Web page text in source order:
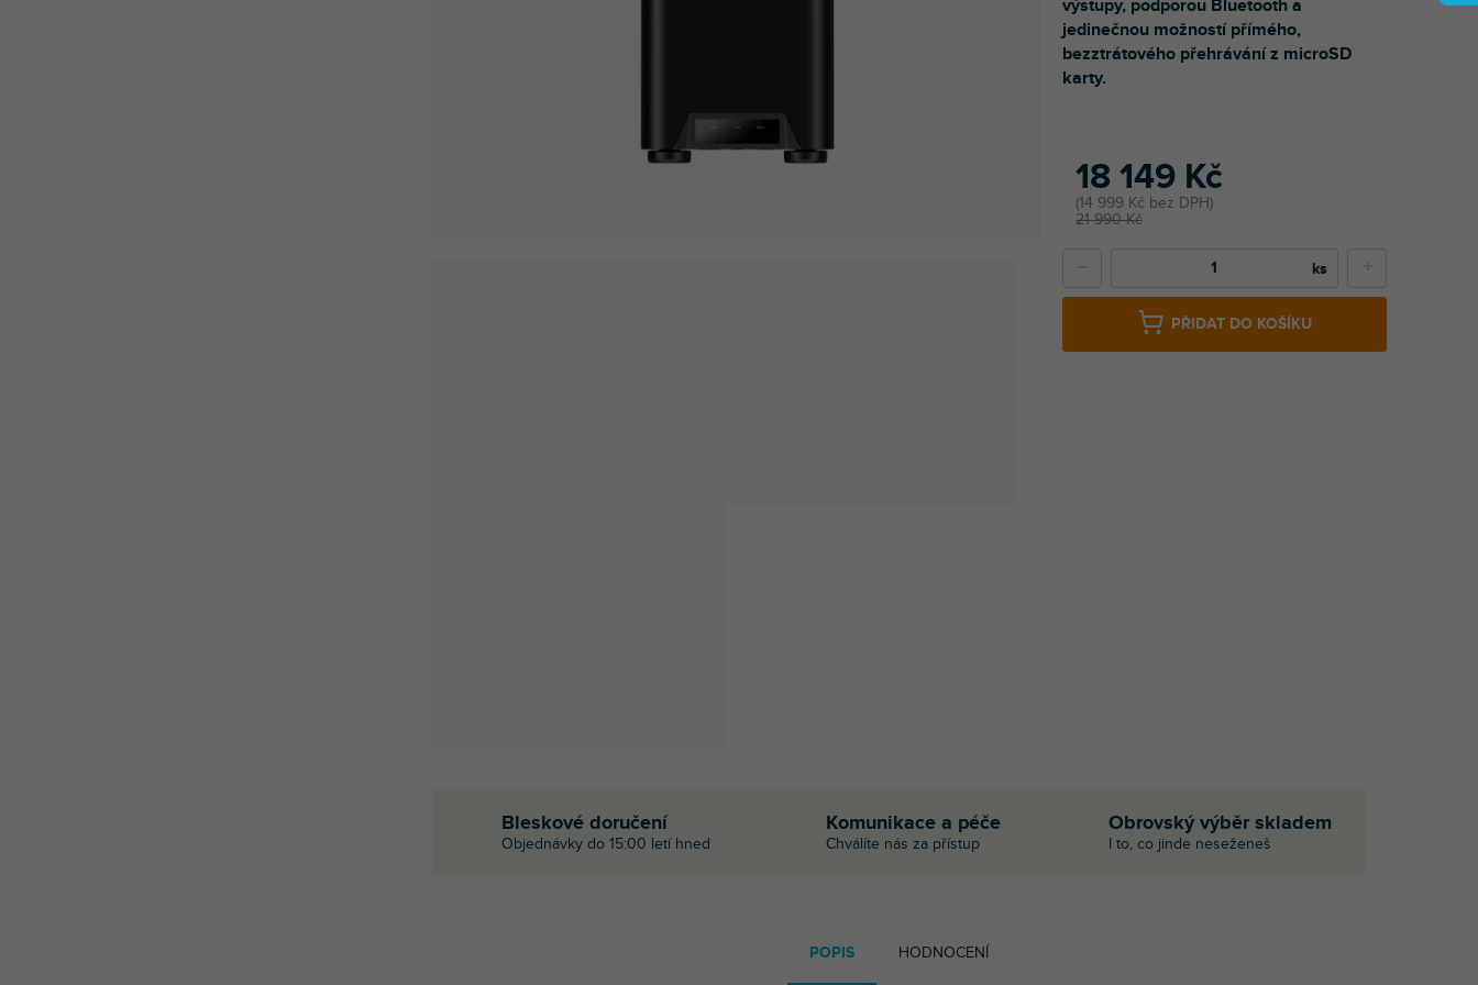
21 990 Kč
18 149 Kč
14 999 Kč bez DPH
PŘIDAT DO KOŠÍKU
výstupy, podporou Bluetooth a
jedinečnou možností přímého,
bezztrátového přehrávání z microSD
karty.
Bleskové doručení
Objednávky do 15:00 letí hned
Komunikace a péče
Chválíte nás za přístup
Obrovský výběr skladem
I to, co jinde neseženeš
POPIS HODNOCENÍ